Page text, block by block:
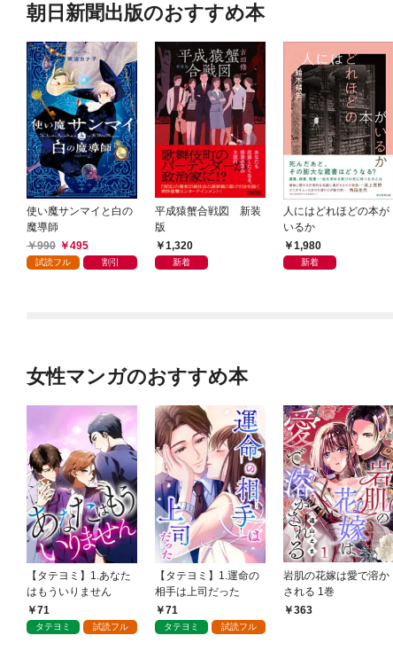
朝日新聞出版のおすすめ本
使い魔サンマイと白の
魔導師
990
495
試読フル 割引
平成猿蟹合戦図 新装
版
1,320
新着
人にはどれほどの本が
いるか
1,980
新着
女性マンガのおすすめ本
【タテヨミ】1.あなた
はもういりません
71
タテヨミ 試読フル
【タテヨミ】1.運命の
相手は上司だった
71
タテヨミ 試読フル
岩肌の花嫁は愛で溶か
される 1巻
363